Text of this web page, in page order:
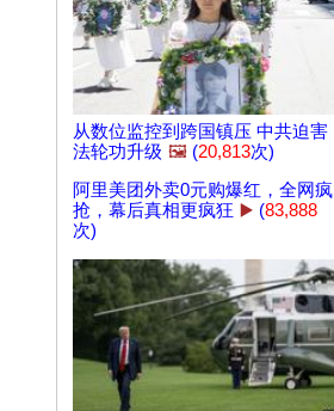
从数位监控到跨国镇压 中共迫害
法轮功升级 🖼️ (20,813次)
阿里美团外卖0元购爆红，全网疯
抢，幕后真相更疯狂 ▶️ (83,888
次)